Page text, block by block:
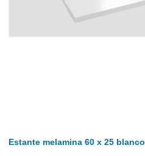
Estante melamina 60 x 25